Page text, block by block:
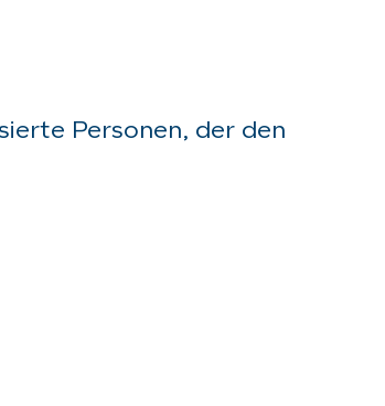
Personen, der den